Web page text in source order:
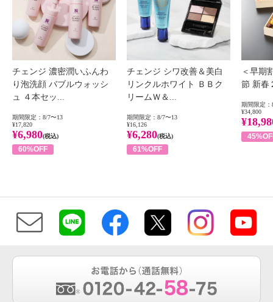
チェンジ 濃密潤いふんわ
り泡洗顔 バブルウォッシ
ュ ４本セッ...
期間限定：8/7〜13
¥17,820
¥6,980(税込)
60%OFF
チェンジ シワ改善＆美白
リンクルホワイト ＢＢク
リームＷ＆...
期間限定：8/7〜13
¥16,126
¥6,280(税込)
61%OFF
＜早期
節 新春
期間限定：
¥34,800